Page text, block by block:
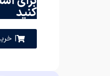
کنید
|